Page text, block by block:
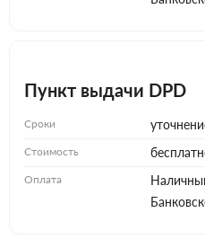
Пункт выдачи DPD
Сроки
Стоимость
Оплата